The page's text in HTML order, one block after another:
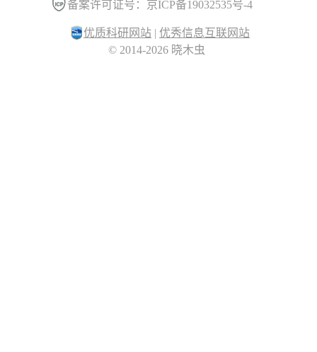
备案许可证号：京ICP备19032535号-4
优质科研网站 | 优秀信息互联网站
© 2014-2026 晓木虫